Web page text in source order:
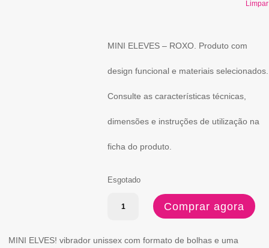
Limpar
MINI ELEVES – ROXO. Produto com
design funcional e materiais selecionados.
Consulte as características técnicas,
dimensões e instruções de utilização na
ficha do produto.
Esgotado
Quantidade
MINI
Comprar agora
MINI ELVES! vibrador unissex com formato de bolhas e uma